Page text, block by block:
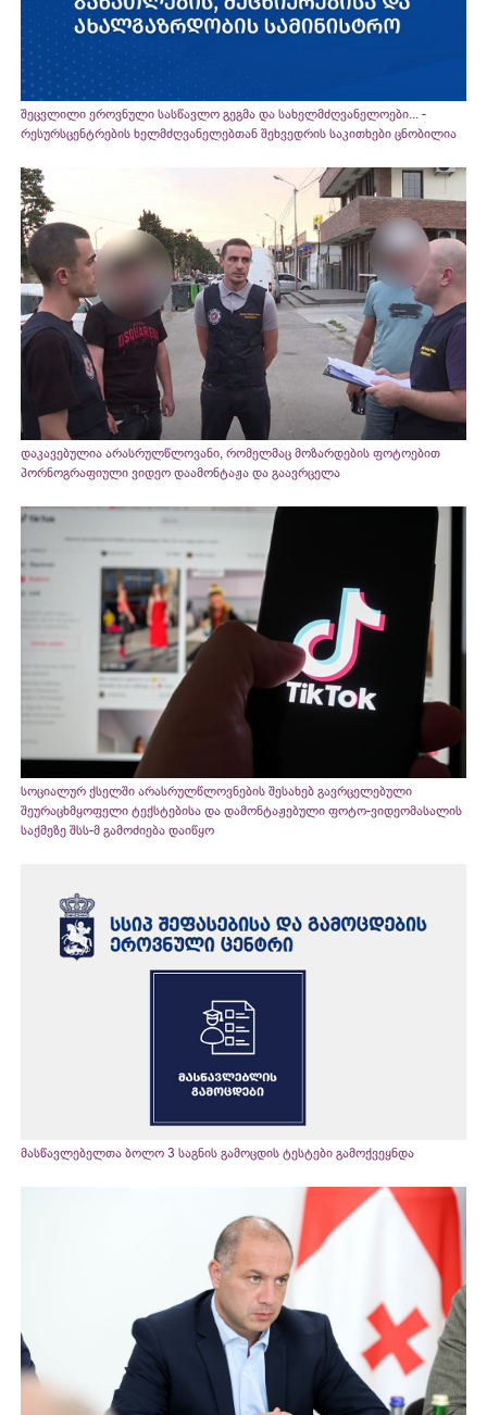
შეცვლილი ეროვნული სასწავლო გეგმა და სახელმძღვანელოები... -
რესურსცენტრების ხელმძღვანელებთან შეხვედრის საკითხები ცნობილია
დაკავებულია არასრულწლოვანი, რომელმაც მოზარდების ფოტოებით
პორნოგრაფიული ვიდეო დაამონტაჟა და გაავრცელა
სოციალურ ქსელში არასრულწლოვნების შესახებ გავრცელებული
შეურაცხმყოფელი ტექსტებისა და დამონტაჟებული ფოტო-ვიდეომასალის
საქმეზე შსს-მ გამოძიება დაიწყო
მასწავლებელთა ბოლო 3 საგნის გამოცდის ტესტები გამოქვეყნდა